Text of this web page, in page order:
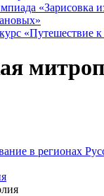
«Зарисовка
«Путешествие к
в регионах